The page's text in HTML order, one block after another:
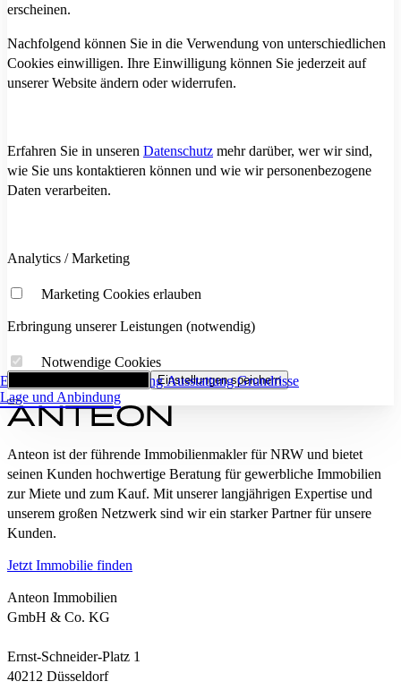
Eckdaten FlächenaufstellungAusstattungGrundrisse
Lage und Anbindung
erscheinen.
Nachfolgend können Sie in die Verwendung von unterschiedlichen
Cookies einwilligen. Ihre Einwilligung können Sie jederzeit auf
unserer Website ändern oder widerrufen.
Erfahren Sie in unseren Datenschutz mehr darüber, wer wir sind,
wie Sie uns kontaktieren können und wie wir personenbezogene
Daten verarbeiten.
Analytics / Marketing
Marketing Cookies erlauben
Erbringung unserer Leistungen (notwendig)
Notwendige Cookies
Einstellungen speichern
Anteon ist der führende Immobilienmakler für NRW und bietet
seinen Kunden hochwertige Beratung für gewerbliche Immobilien
zur Miete und zum Kauf. Mit unserer langjährigen Expertise und
unserem großen Netzwerk sind wir ein starker Partner für unsere
Kunden.
Jetzt Immobilie finden
Anteon Immobilien
GmbH & Co. KG
Ernst-Schneider-Platz 1
40212 Düsseldorf